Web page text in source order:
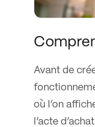
Avant de
où l’on
l’acte